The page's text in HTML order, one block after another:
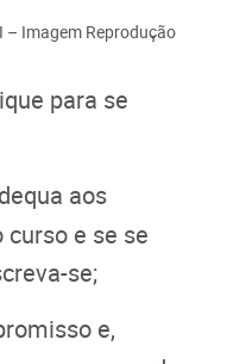
– Imagem Reprodução
para se
aos
e se se
se;
e,